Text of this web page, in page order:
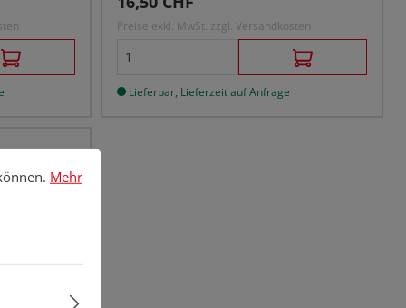
Preise exkl. MwSt. zzgl. Versandkosten
Lieferbar, Lieferzeit auf Anfrage
Mehr Informationen ...
Mehr